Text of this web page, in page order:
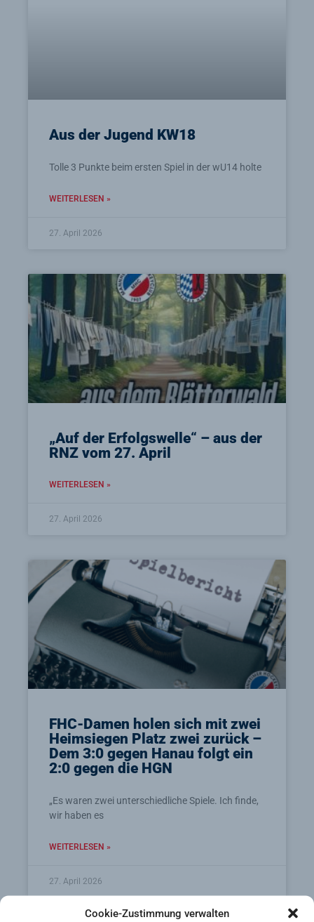
Cookie-Zustimmung verwalten
Aus der Jugend KW18
Tolle 3 Punkte beim ersten Spiel in der wU14 holte
WEITERLESEN »
27. April 2026
„Auf der Erfolgswelle“ – aus der
RNZ vom 27. April
WEITERLESEN »
27. April 2026
FHC-Damen holen sich mit zwei
Heimsiegen Platz zwei zurück –
Dem 3:0 gegen Hanau folgt ein
2:0 gegen die HGN
„Es waren zwei unterschiedliche Spiele. Ich finde,
wir haben es
WEITERLESEN »
27. April 2026